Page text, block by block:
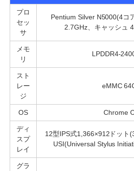
プロ
セッ
サ
Pentium Silver N5000(4コ
2.7GHz、キャッシュ
メモ
リ
LPDDR4-
スト
レー
ジ
eMMC
OS Chrome
ディ
スプ
レイ
12型IPS式1,366×912ドット
USI(Universal Stylus
グラ